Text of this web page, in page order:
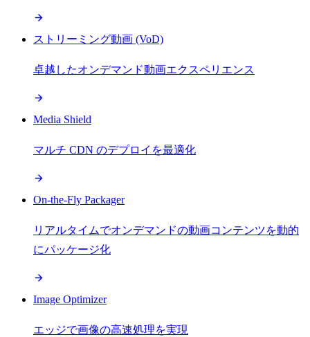
ストリーミング動画 (VoD)
卓越したオンデマンド動画エクスペリエンス
Media Shield
マルチ CDN のデプロイを最適化
On-the-Fly Packager
リアルタイムでオンデマンドの動画コンテンツを動的
にパッケージ化
Image Optimizer
エッジで画像の高速処理を実現